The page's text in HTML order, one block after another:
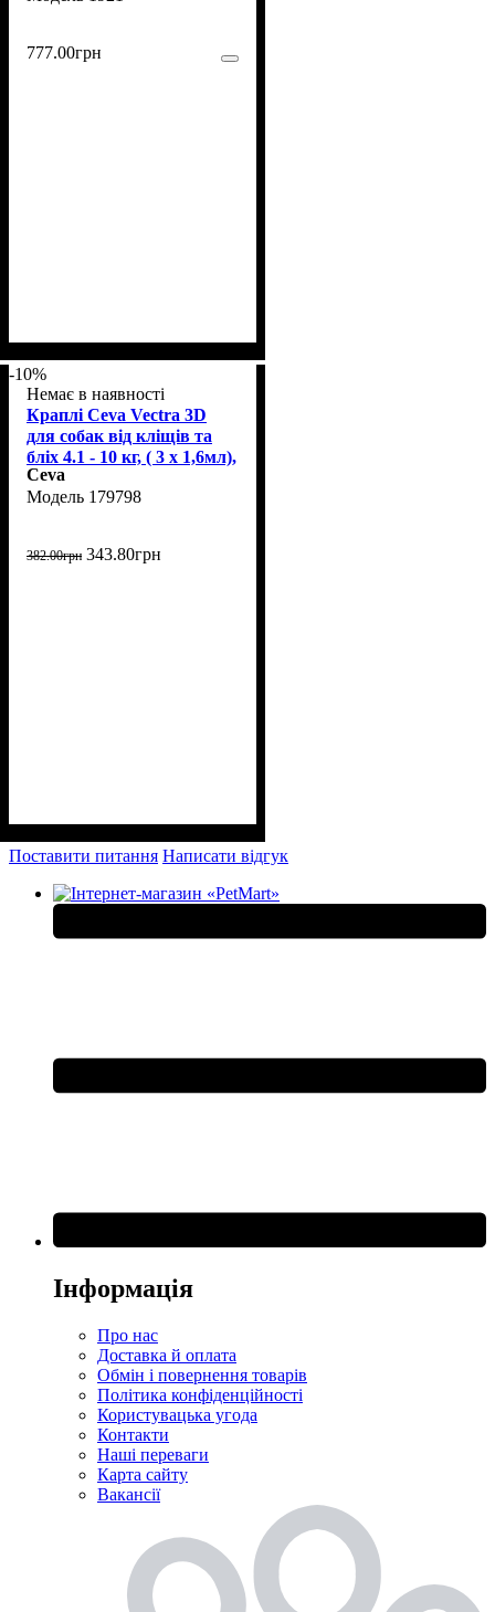
777.00грн
-10%
Немає в наявності
Краплі Ceva Vectra 3D
для собак від кліщів та
бліх 4.1 - 10 кг, ( 3 х 1,6мл),
1 піпетка
Ceva
179798
382.00грн 343.80грн
Поставити питання Написати відгук
Інформація
Про нас
Доставка й оплата
Обмін і повернення товарів
Політика конфіденційності
Користувацька угода
Контакти
Наші переваги
Карта сайту
Вакансії